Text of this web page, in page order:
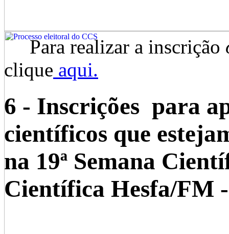
Para realizar a inscrição
clique aqui.
6 - Inscrições para
científicos que
na 19ª Semana
Científica Hesfa/FM